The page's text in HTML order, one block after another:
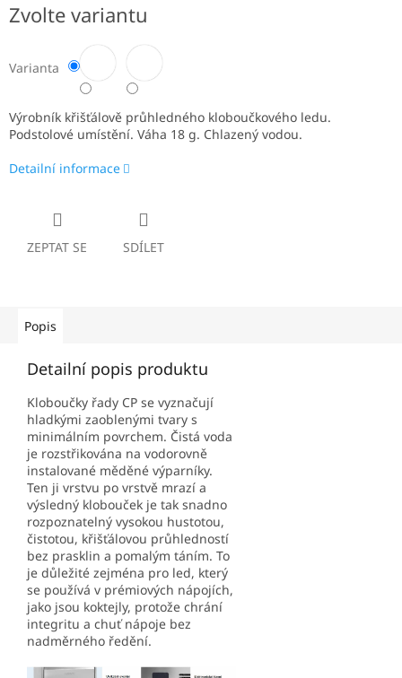
Zvolte variantu
Varianta
Výrobník křišťálově průhledného kloboučkového ledu.
Podstolové umístění. Váha 18 g. Chlazený vodou.
Detailní informace
ZEPTAT SE SDÍLET
Popis
Detailní popis produktu
Kloboučky řady CP se vyznačují
hladkými zaoblenými tvary s
minimálním povrchem. Čistá voda
je rozstřikována na vodorovně
instalované měděné výparníky.
Ten ji vrstvu po vrstvě mrazí a
výsledný klobouček je tak snadno
rozpoznatelný vysokou hustotou,
čistotou, křišťálovou průhledností
bez prasklin a pomalým táním. To
je důležité zejména pro led, který
se používá v prémiových nápojích,
jako jsou koktejly, protože chrání
integritu a chuť nápoje bez
nadměrného ředění.